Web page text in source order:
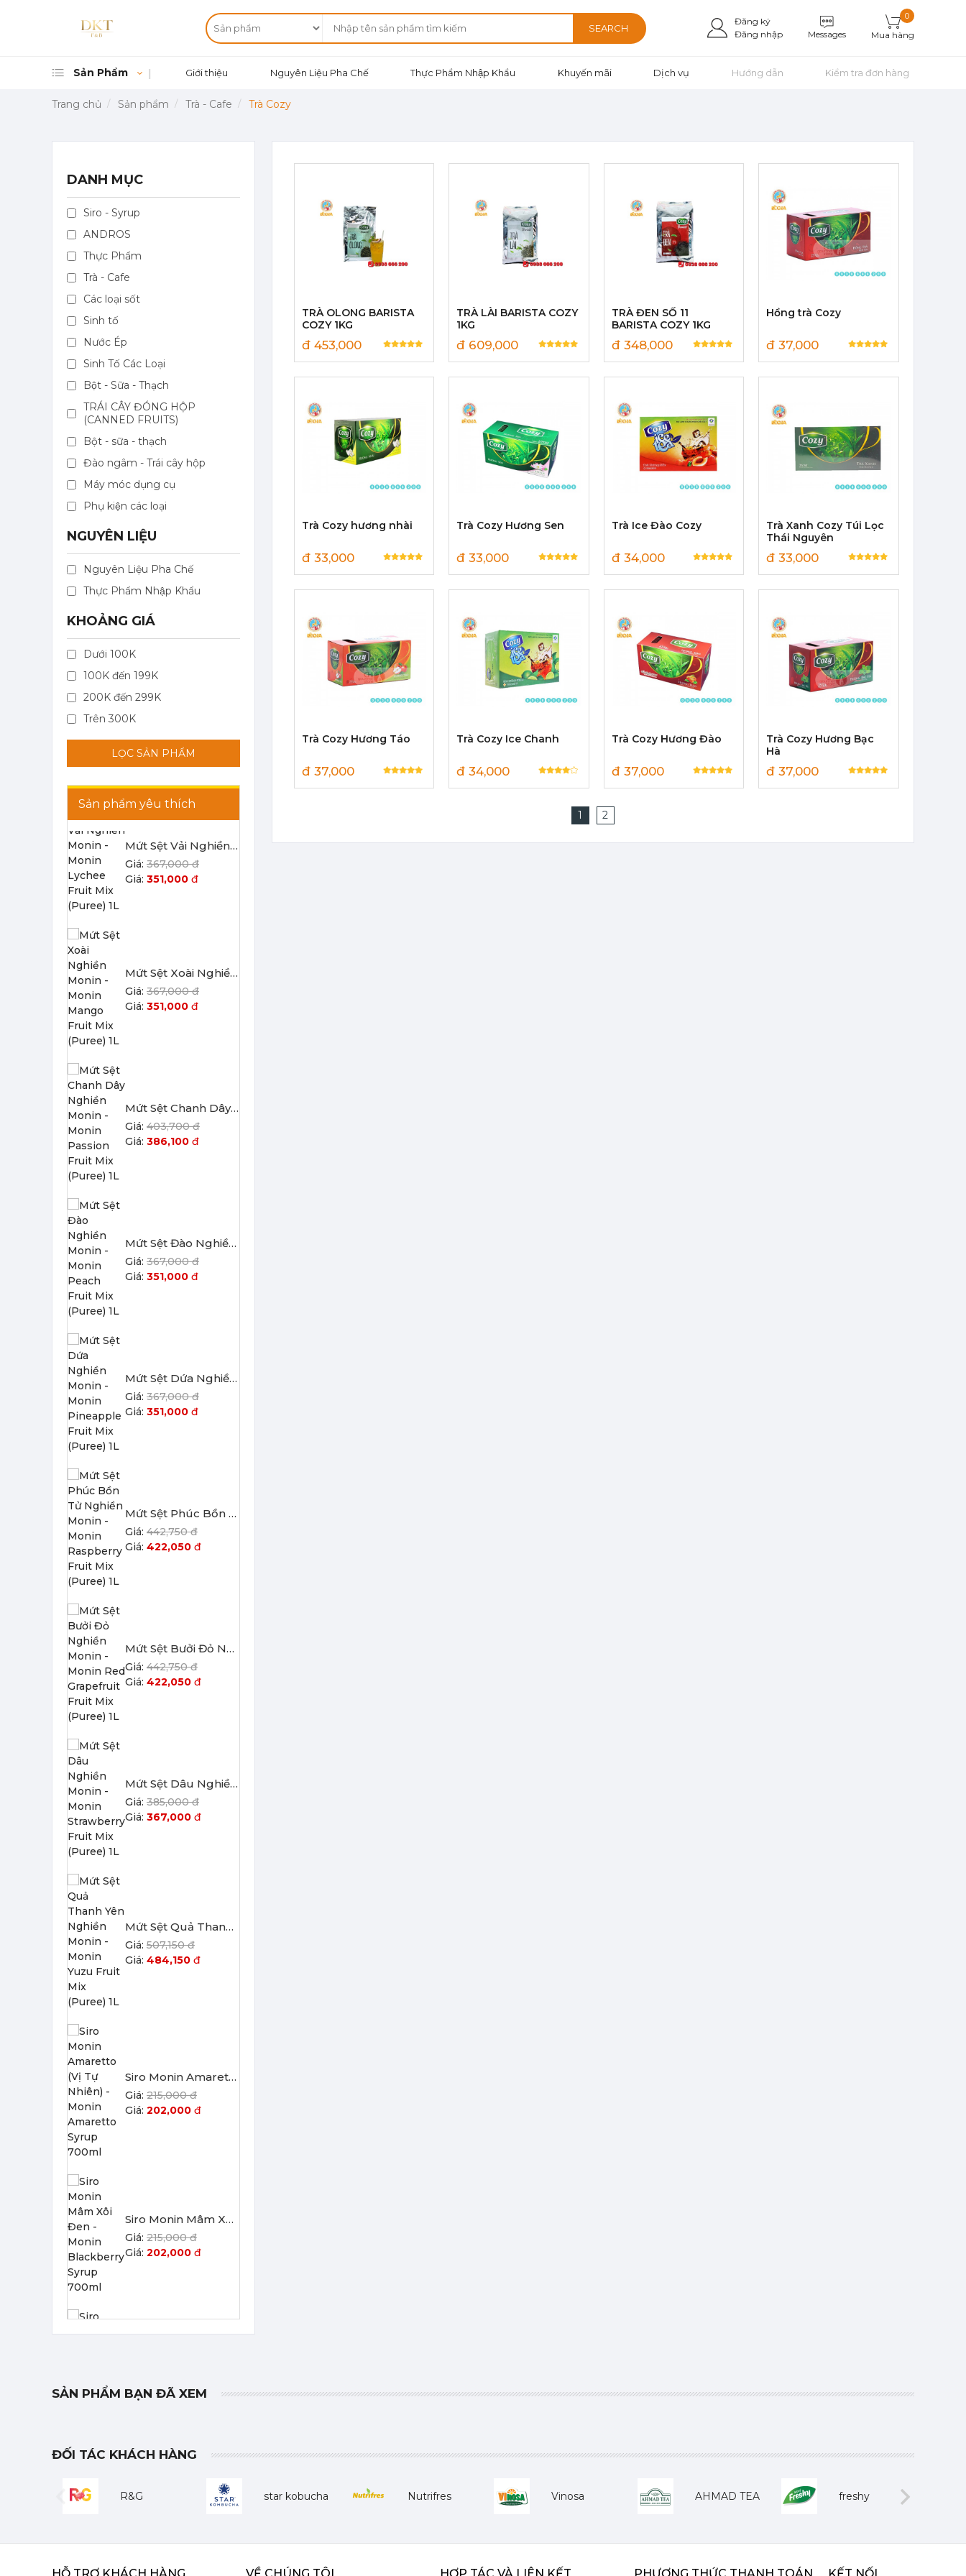
SEARCH
Đăng ký
Đăng nhập
Messages
0
Mua hàng
Sản Phẩm Giới thiệu Nguyên Liệu Pha Chế Thực Phẩm Nhập Khẩu Khuyến mãi Dịch vụ Hướng dẫn Kiểm tra đơn hàng
Trang chủ Sản phẩm Trà - Cafe Trà Cozy
DANH MỤC
Siro - Syrup
ANDROS
Thực Phẩm
Trà - Cafe
Các loại sốt
Sinh tố
Nước Ép
Sinh Tố Các Loại
Bột - Sữa - Thạch
TRÁI CÂY ĐÓNG HỘP
(CANNED FRUITS)
Bột - sữa - thạch
Đào ngâm - Trái cây hộp
Máy móc dụng cụ
Phụ kiện các loại
NGUYÊN LIỆU
Nguyên Liệu Pha Chế
Thực Phẩm Nhập Khẩu
KHOẢNG GIÁ
Dưới 100K
100K đến 199K
200K đến 299K
Trên 300K
LỌC SẢN PHẨM
Sản phẩm yêu thích
367,000 đ
351,000
Mứt Sệt Kiwi Nghiền Monin - Monin Kiwi Fruit Mix (Puree) 1L
367,000 đ
351,000 đ
367,000 đ
351,000 đ
386,100đ
351,000đ
351,000đ
422,050đ
422,050đ
367,000đ
507,150 đ
đ
215,000 đ
202,000đ
215,000 đ
215,000 đ
đ
TRÀ OLONG BARISTA
COZY 1KG
đ 453,000
TRÀ LÀI BARISTA COZY
1KG
đ 609,000
TRÀ ĐEN SỐ 11
BARISTA COZY 1KG
đ 348,000
Hồng trà Cozy
đ 37,000
Trà Cozy hương nhài
đ 33,000
Trà Cozy Hương Sen
đ 33,000
Trà Ice Đào Cozy
đ 34,000
Trà Xanh Cozy Túi Lọc
Thái Nguyên
đ 33,000
Trà Cozy Hương Táo
đ 37,000
Trà Cozy Ice Chanh
đ 34,000
Trà Cozy Hương Đào
đ 37,000
Trà Cozy Hương Bạc
Hà
đ 37,000
1 2
SẢN PHẨM BẠN ĐÃ XEM
ĐỐI TÁC KHÁCH HÀNG
R&G star kobucha Nutrifres Vinosa AHMAD TEA freshy